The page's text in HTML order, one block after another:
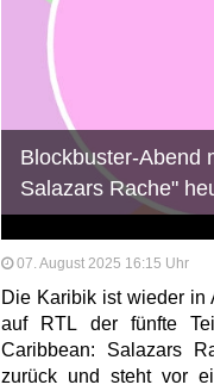
Blockbuster-Abend
Salazars Rache"
07. August 2025 16:15 Uhr
Die Karibik ist wieder in
auf RTL der fünfte
Caribbean: Salazars
zurück und steht vor